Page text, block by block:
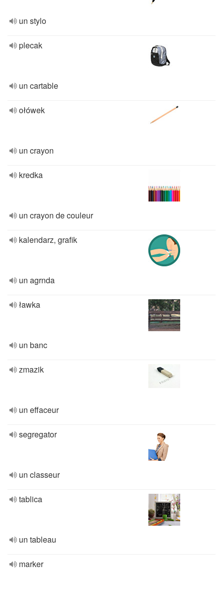
un stylo
plecak
un cartable
ołówek
un crayon
kredka
un crayon de couleur
kalendarz, grafik
un agrnda
ławka
un banc
zmazik
un effaceur
segregator
un classeur
tablica
un tableau
marker